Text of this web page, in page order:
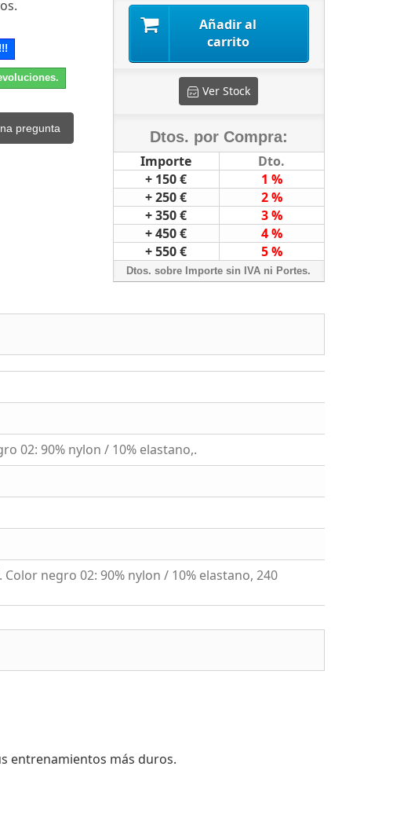
pregunta
Añadir al
carrito
Ver Stock
Dtos. por Compra:
Importe
Dto.
+ 150 €
1 %
+ 250 €
2 %
+ 350 €
3 %
+ 450 €
4 %
+ 550 €
5 %
Dtos. sobre Importe sin IVA ni Portes.
02: 90% nylon / 10% elastano,.
negro 02: 90% nylon / 10% elastano, 240
entrenamientos más duros.